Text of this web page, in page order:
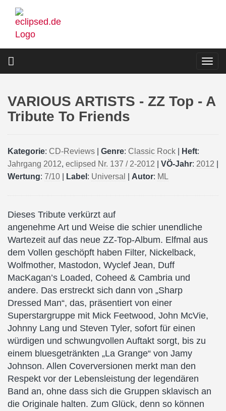
Direkt
zum
Inhalt
VARIOUS ARTISTS - ZZ Top - A
Tribute To Friends
Kategorie: CD-Reviews Genre: Classic Rock Heft:
Jahrgang 2012, eclipsed Nr. 137 / 2-2012 VÖ-Jahr: 2012
Wertung: 7/10 Label : Universal Autor: ML
Dieses Tribute verkürzt auf
angenehme Art und Weise die schier unendliche
Wartezeit auf das neue ZZ-Top-Album. Elfmal aus
dem Vollen geschöpft haben Filter, Nickelback,
Wolfmother, Mastodon, Wyclef Jean, Duff
MacKagan’s Loaded, Coheed & Cambria und
andere. Das erstreckt sich dann von „Sharp
Dressed Man“, das, präsentiert von einer
Superstargruppe mit Mick Feetwood, John McVie,
Johnny Lang und Steven Tyler, sofort für einen
würdigen und schwungvollen Auftakt sorgt, bis zu
einem bluesgetränkten „La Grange“ von Jamy
Johnson. Allen Coverversionen merkt man den
Respekt vor der Lebensleistung der legendären
Band an, ohne dass sich die Gruppen sklavisch an
die Originale halten. Zum Glück, denn so können